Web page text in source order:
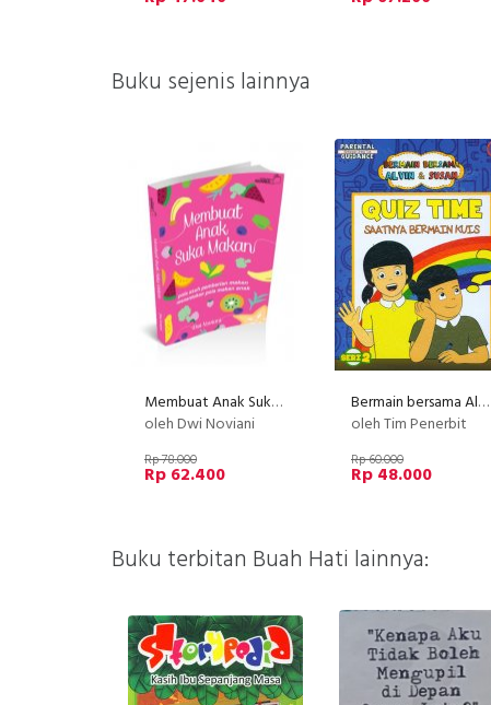
Buku sejenis lainnya
Membuat Anak Suka Makan
oleh Dwi Noviani
Rp 78.000
Rp 62.400
Bermain bersama Alvin & Susan: Quiz Time - Saatnya Bermain Kuis (Seri -2)
oleh Tim Penerbit
Rp 60.000
Rp 48.000
Buku terbitan Buah Hati lainnya: